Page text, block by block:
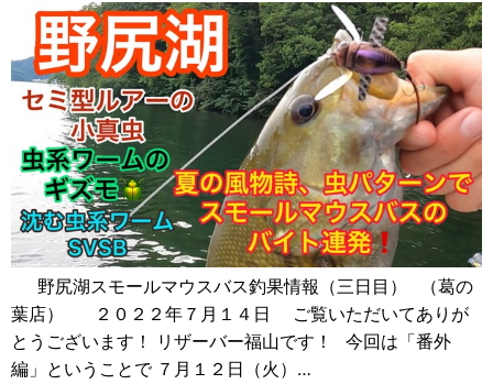
野尻湖スモールマウスバス釣果情報（三日目） （葛の
葉店） ２０２２年７月１４日 ご覧いただいてありが
とうございます！ リザーバー福山です！ 今回は「番外
編」ということで ７月１２日（火）…